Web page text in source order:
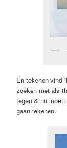
En tekenen vind
zoeken met als
tegen & nu moet
gaan tekenen.